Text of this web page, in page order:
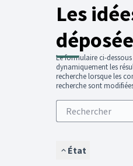
Les
Le formulaire ci-
dynamiquement les
recherche lorsque les
recherche sont
État